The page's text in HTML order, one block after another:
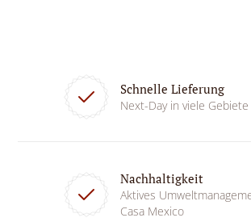
Schnelle Lieferung
Next-Day in viele Gebiete
Nachhaltigkeit
Aktives
Casa Mexico